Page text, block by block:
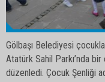
Gölbaşı Belediyesi
Atatürk Sahil Parkı’nda bir
düzenledi. Çocuk Şenliği